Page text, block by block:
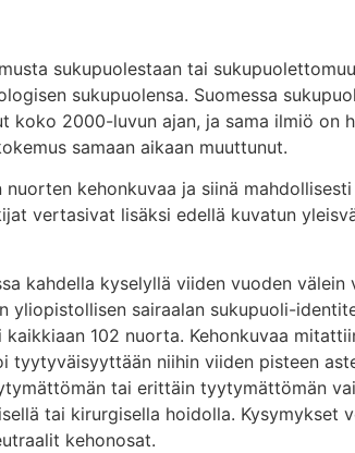
sukupuolestaan tai
sukupuolensa. Suomessa
koko 2000-luvun ajan, ja sama ilmiö on
samaan aikaan muuttunut.
kehonkuvaa ja siinä
vertasivat lisäksi edellä kuvatun
kahdella kyselyllä viiden vuoden välein
yliopistollisen sairaalan sukupuoli-
102 nuorta. Kehonkuvaa
tyytyväisyyttään niihin viiden pisteen
tai erittäin tyytymättömän
tai kirurgisella hoidolla. Kysymykset
kehonosat.